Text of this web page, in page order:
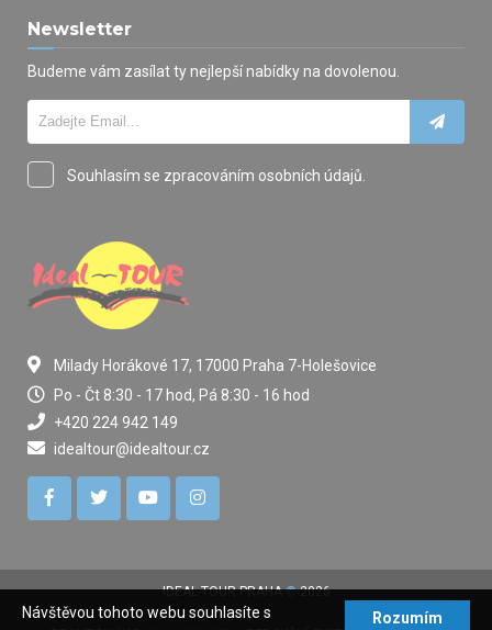
Rozumím
Návštěvou tohoto webu souhlasíte s
Newsletter
Budeme vám zasílat ty nejlepší nabídky na dovolenou.
Souhlasím se zpracováním osobních údajů.
Milady Horákové 17, 17000 Praha 7-Holešovice
Po - Čt 8:30 - 17 hod, Pá 8:30 - 16 hod
+420 224 942 149
idealtour@idealtour.cz
IDEAL-TOUR PRAHA©2026